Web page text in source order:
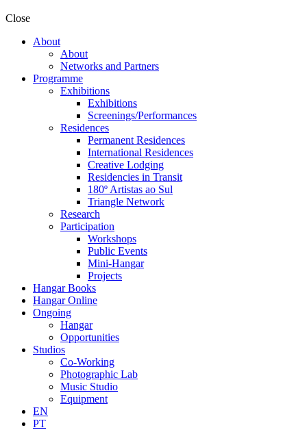
Close
About
About
Networks and Partners
Programme
Exhibitions
Exhibitions
Screenings/Performances
Residences
Permanent Residences
International Residences
Creative Lodging
Residencies in Transit
180º Artistas ao Sul
Triangle Network
Research
Participation
Workshops
Public Events
Mini-Hangar
Projects
Hangar Books
Hangar Online
Ongoing
Hangar
Opportunities
Studios
Co-Working
Photographic Lab
Music Studio
Equipment
EN
PT